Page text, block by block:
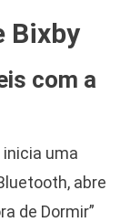
Bixby
com a
inicia uma
abre
de Dormir”